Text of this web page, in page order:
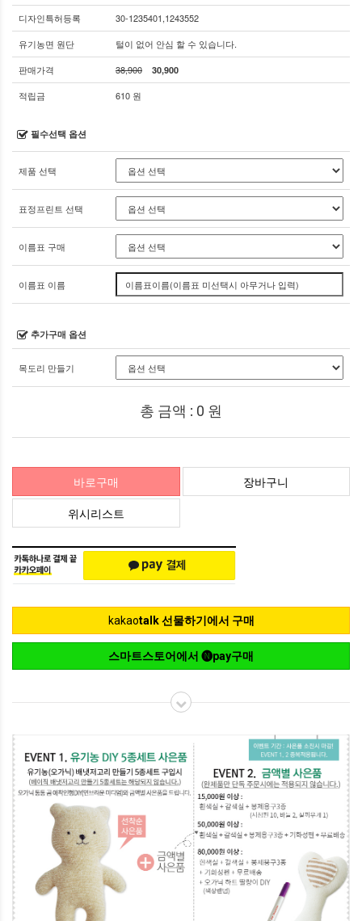
디자인특허등록
30-1235401,1243552
유기농면 원단
털이 없어 안심 할 수 있습니다.
판매가격
38,900 30,900
적립금 610 원
필수선택 옵션
제품 선택
표정프린트 선택
이름표 구매
이름표 이름
추가구매 옵션
목도리 만들기
총 금액 : 0 원
바로구매
장바구니
위시리스트
kakaotalk 선물하기에서 구매
스마트스토어에서 🅝pay구매